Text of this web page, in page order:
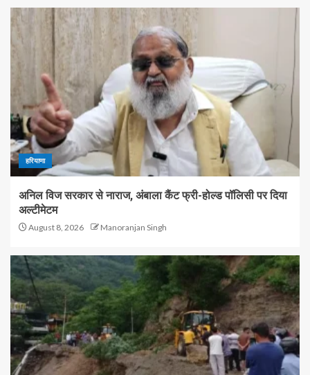
हरियाणा
अनिल विज सरकार से नाराज, अंबाला कैंट फ्री-होल्ड पॉलिसी पर दिया
अल्टीमेटम
August 8, 2026 Manoranjan Singh